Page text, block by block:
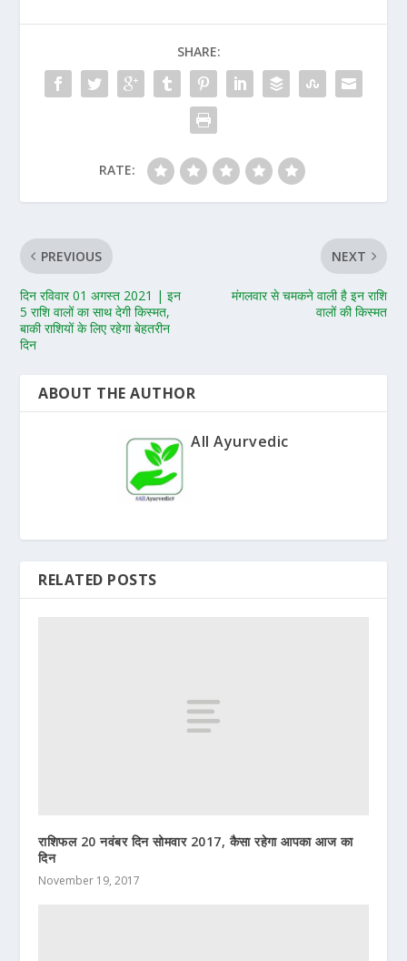
SHARE:
RATE:
PREVIOUS
दिन रविवार 01 अगस्त 2021 | इन
5 राशि वालों का साथ देगी किस्मत,
बाकी राशियों के लिए रहेगा बेहतरीन
दिन
NEXT
मंगलवार से चमकने वाली है इन राशि
वालों की किस्मत
ABOUT THE AUTHOR
All Ayurvedic
RELATED POSTS
राशिफल 20 नवंबर दिन सोमवार 2017, कैसा रहेगा आपका आज का
दिन
November 19, 2017